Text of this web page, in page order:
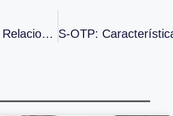
La AEPD Publica Una Guía De Protección De Datos Y Relaciones Laborales